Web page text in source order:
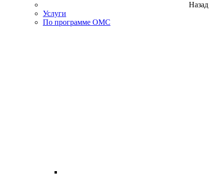
Назад
Услуги
По программе ОМС